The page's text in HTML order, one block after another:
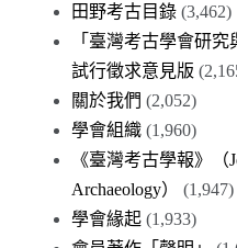
田野考古目錄 (3,462)
「臺灣考古學會研
試行徵求意見版
關於我們 (2,052)
學會組織 (1,960)
《臺灣考古學報》（
Archaeology）
(1,947)
學會緣起 (1,933)